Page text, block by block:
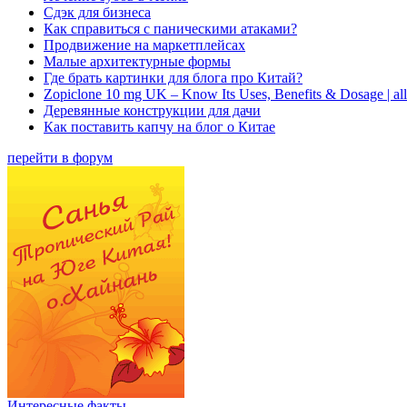
Сдэк для бизнеса
Как справиться с паническими атаками?
Продвижение на маркетплейсах
Малые архитектурные формы
Где брать картинки для блога про Китай?
Zopiclone 10 mg UK – Know Its Uses, Benefits & Dosage |
Деревянные конструкции для дачи
Как поставить капчу на блог о Китае
перейти в форум